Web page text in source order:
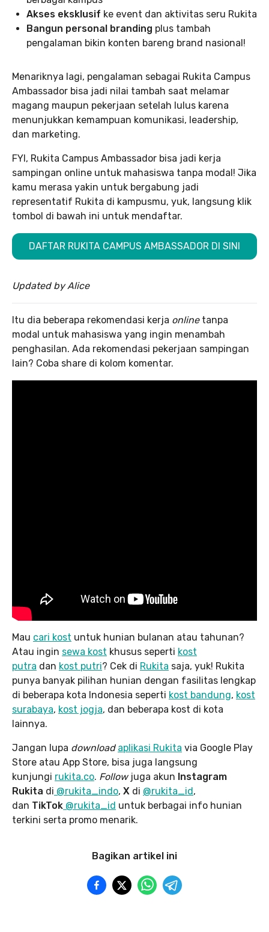
Akses eksklusif ke event dan aktivitas seru Rukita
Bangun personal branding plus tambah
pengalaman bikin konten bareng brand nasional!
Menariknya lagi, pengalaman sebagai Rukita Campus
Ambassador bisa jadi nilai tambah saat melamar
magang maupun pekerjaan setelah lulus karena
menunjukkan kemampuan komunikasi, leadership,
dan marketing.
FYI, Rukita Campus Ambassador bisa jadi kerja
sampingan online untuk mahasiswa tanpa modal! Jika
kamu merasa yakin untuk bergabung jadi
representatif Rukita di kampusmu, yuk, langsung klik
tombol di bawah ini untuk mendaftar.
DAFTAR RUKITA CAMPUS AMBASSADOR DI SINI
Updated by Alice
Itu dia beberapa rekomendasi kerja online tanpa
modal untuk mahasiswa yang ingin menambah
penghasilan. Ada rekomendasi pekerjaan sampingan
lain? Coba share di kolom komentar.
Mau cari kost untuk hunian bulanan atau tahunan?
Atau ingin sewa kost khusus seperti kost
putra dan kost putri? Cek di Rukita saja, yuk! Rukita
punya banyak pilihan hunian dengan fasilitas lengkap
di beberapa kota Indonesia seperti kost bandung, kost
surabaya, kost jogja, dan beberapa kost di kota
lainnya.
Jangan lupa download aplikasi Rukita via Google Play
Store atau App Store, bisa juga langsung
kunjungi rukita.co. Followjuga akun Instagram
Rukita di @rukita_indo, X di @rukita_id,
dan TikTok @rukita_id untuk berbagai info hunian
terkini serta promo menarik.
Bagikan artikel ini